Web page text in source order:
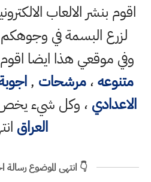
اقوم بنشر الالعاب
لزرع البسمة في وجوهكم
وفي موقعي هذا ايضا
متنوعه،مرشحات ,
الاعدادي ، وكل شيء
العراق
👇 انتهى الموضوع رسالة